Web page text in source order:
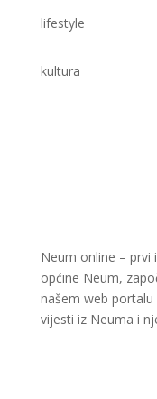
lifestyle
kultura
Neum online –
općine Neum,
našem web
vijesti iz Neuma i